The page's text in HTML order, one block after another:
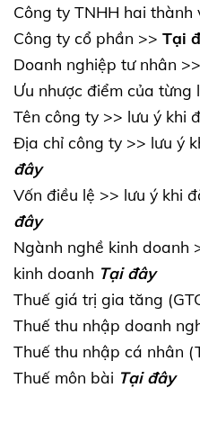
Công ty TNHH hai thành
Công ty cổ phần >> Tại
Doanh nghiệp tư nhân >>
Ưu nhược điểm của từng
Tên công ty >> lưu ý khi
Địa chỉ công ty >> lưu ý
đây
Vốn điều lệ >> lưu ý khi
đây
Ngành nghề kinh doanh
kinh doanh Tại đây
Thuế giá trị gia tăng
Thuế thu nhập doanh
Thuế thu nhập cá nhân
Thuế môn bài Tại đây